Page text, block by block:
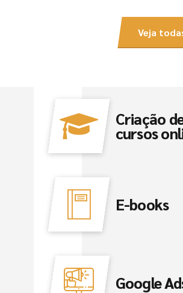
Veja
Criação
cursos
E-books
Google